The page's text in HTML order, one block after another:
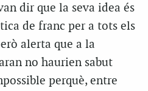
dir que la seva idea és
de franc per a tots els
alerta que a la
no haurien sabut
perquè, entre